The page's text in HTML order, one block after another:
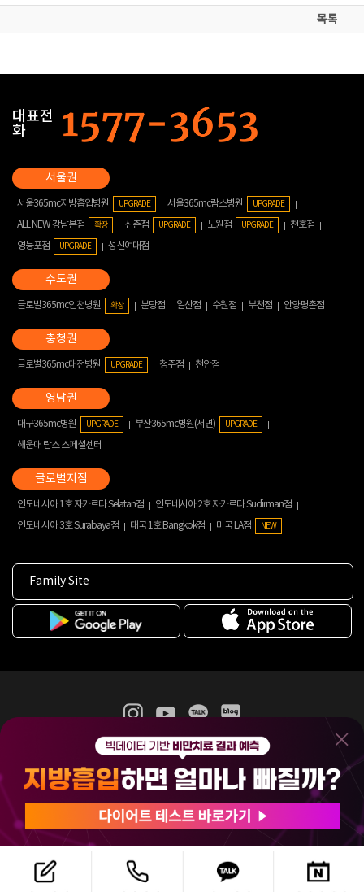
목록
대표전
화
서울365mc지방흡입병원 UPGRADE 서울365mc람스병원 UPGRADE
ALL NEW 강남본점 확장 신촌점 UPGRADE 노원점 UPGRADE
천호점
영등포점
UPGRADE 성신여대점
글로벌365mc인천병원 확장 분당점 일산점 수원점 부천점 안양평촌점
글로벌365mc대전병원 UPGRADE 청주점 천안점
대구365mc병원 UPGRADE 부산365mc병원(서면) UPGRADE
해운대 람스 스페셜센터
인도네시아 1호 자카르타 Selatan점
인도네시아 2호 자카르타 Sudirman점
인도네시아 3호 Surabaya점
태국 1호 Bangkok점 미국 LA점 NEW
Family Site
365mc 병·의원 이용약관
홈페이지 이용약관
비급여진료수가
(주)365mcㅣ서울특별시 서초구 서초대로52길 7, 3~4층(서초동, 제일빌딩)
120-87-04354ㅣ김남철
COPYRIGHT(C) 2025 365mc. ALL RIGHTS RESERVED.